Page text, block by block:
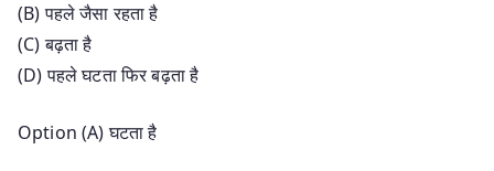
(B) पहले जैसा रहता है
(C) बढ़ता है
(D) पहले घटता फिर बढ़ता है
Option (A) घटता है